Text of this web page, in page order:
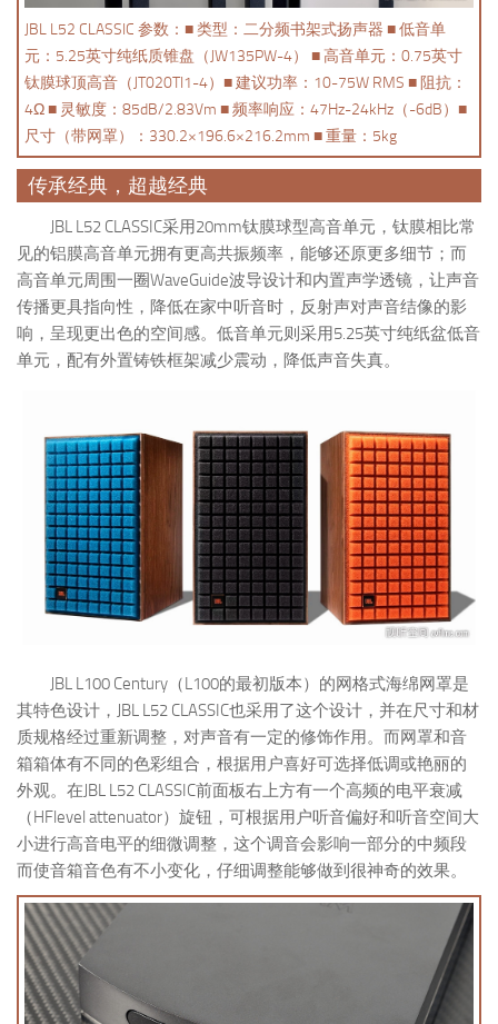
JBL L52 CLASSIC 参数：■ 类型：二分频书架式扬声器 ■ 低音单
元：5.25英寸纯纸质锥盘（JW135PW-4） ■ 高音单元：0.75英寸
钛膜球顶高音（JT020TI1-4）■ 建议功率：10-75W RMS ■ 阻抗：
4Ω ■ 灵敏度：85dB/2.83Vm ■ 频率响应：47Hz-24kHz（-6dB）■
尺寸（带网罩）：330.2×196.6×216.2mm ■ 重量：5kg
传承经典，超越经典
JBL L52 CLASSIC采用20mm钛膜球型高音单元，钛膜相比常
见的铝膜高音单元拥有更高共振频率，能够还原更多细节；而
高音单元周围一圈WaveGuide波导设计和内置声学透镜，让声音
传播更具指向性，降低在家中听音时，反射声对声音结像的影
响，呈现更出色的空间感。低音单元则采用5.25英寸纯纸盆低音
单元，配有外置铸铁框架减少震动，降低声音失真。
JBL L100 Century（L100的最初版本）的网格式海绵网罩是
其特色设计，JBL L52 CLASSIC也采用了这个设计，并在尺寸和材
质规格经过重新调整，对声音有一定的修饰作用。而网罩和音
箱箱体有不同的色彩组合，根据用户喜好可选择低调或艳丽的
外观。在JBL L52 CLASSIC前面板右上方有一个高频的电平衰减
（HFlevel attenuator）旋钮，可根据用户听音偏好和听音空间大
小进行高音电平的细微调整，这个调音会影响一部分的中频段
而使音箱音色有不小变化，仔细调整能够做到很神奇的效果。